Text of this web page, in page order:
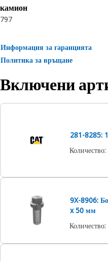
камион
797
Информация за гаранцията
Политика за връщане
Включени
281-8285:
Количество:
9X-8906:
x 50 мм
Количество: